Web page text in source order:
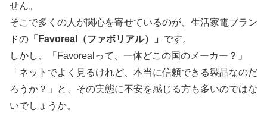
せん。
そこで多くの人が関心を寄せているのが、生活家電ブラン
ドの 「Favoreal（ファボリアル）」 です。
しかし、「Favorealって、一体どこの国のメーカー？」
「ネットでよく見るけれど、本当に信頼できる製品なのだ
ろうか？」と、その実態に不安を感じる方も多いのではな
いでしょうか。